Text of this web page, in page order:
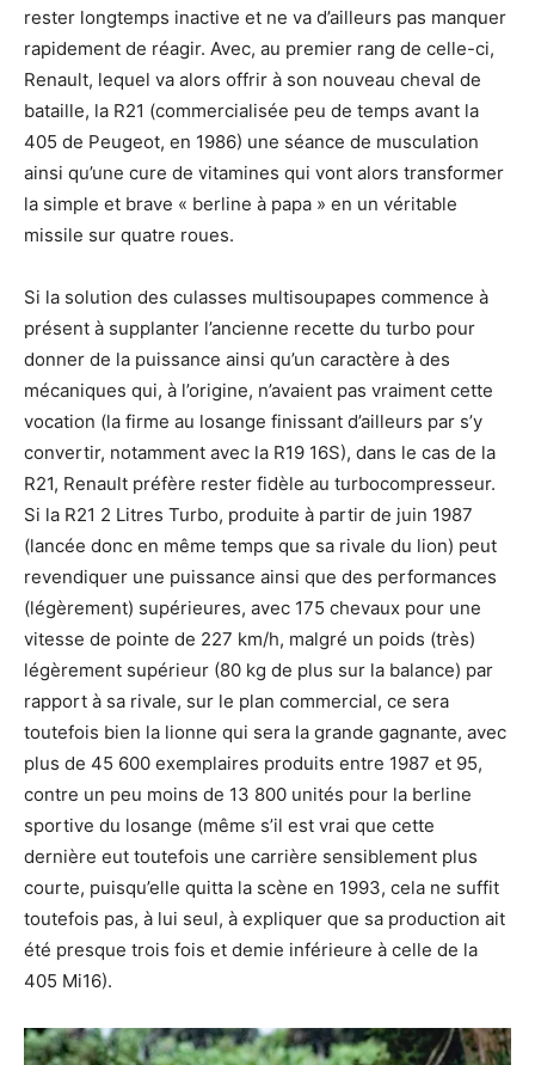
rester longtemps inactive et ne va d’ailleurs pas manquer
rapidement de réagir. Avec, au premier rang de celle-ci,
Renault, lequel va alors offrir à son nouveau cheval de
bataille, la R21 (commercialisée peu de temps avant la
405 de Peugeot, en 1986) une séance de musculation
ainsi qu’une cure de vitamines qui vont alors transformer
la simple et brave « berline à papa » en un véritable
missile sur quatre roues.
Si la solution des culasses multisoupapes commence à
présent à supplanter l’ancienne recette du turbo pour
donner de la puissance ainsi qu’un caractère à des
mécaniques qui, à l’origine, n’avaient pas vraiment cette
vocation (la firme au losange finissant d’ailleurs par s’y
convertir, notamment avec la R19 16S), dans le cas de la
R21, Renault préfère rester fidèle au turbocompresseur.
Si la R21 2 Litres Turbo, produite à partir de juin 1987
(lancée donc en même temps que sa rivale du lion) peut
revendiquer une puissance ainsi que des performances
(légèrement) supérieures, avec 175 chevaux pour une
vitesse de pointe de 227 km/h, malgré un poids (très)
légèrement supérieur (80 kg de plus sur la balance) par
rapport à sa rivale, sur le plan commercial, ce sera
toutefois bien la lionne qui sera la grande gagnante, avec
plus de 45 600 exemplaires produits entre 1987 et 95,
contre un peu moins de 13 800 unités pour la berline
sportive du losange (même s’il est vrai que cette
dernière eut toutefois une carrière sensiblement plus
courte, puisqu’elle quitta la scène en 1993, cela ne suffit
toutefois pas, à lui seul, à expliquer que sa production ait
été presque trois fois et demie inférieure à celle de la
405 Mi16).